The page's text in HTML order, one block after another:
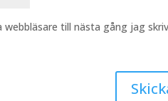
till nästa gång jag